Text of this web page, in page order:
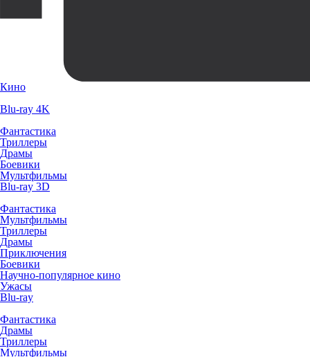
Кино
Blu-ray 4K
Фантастика
Триллеры
Драмы
Боевики
Мультфильмы
Blu-ray 3D
Фантастика
Мультфильмы
Триллеры
Драмы
Приключения
Боевики
Научно-популярное кино
Ужасы
Blu-ray
Фантастика
Драмы
Триллеры
Мультфильмы